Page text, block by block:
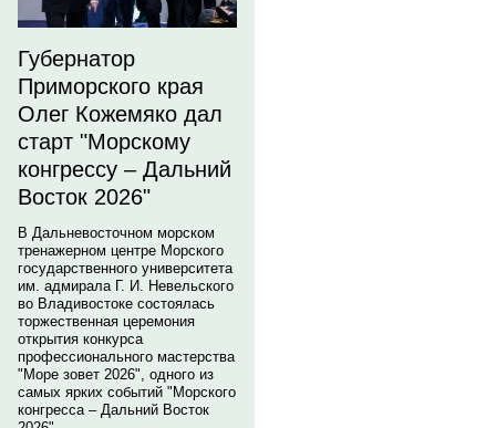
Губернатор
Приморского края
Олег Кожемяко дал
старт "Морскому
конгрессу – Дальний
Восток 2026"
В Дальневосточном морском
тренажерном центре Морского
государственного университета
им. адмирала Г. И. Невельского
во Владивостоке состоялась
торжественная церемония
открытия конкурса
профессионального мастерства
"Море зовет 2026", одного из
самых ярких событий "Морского
конгресса – Дальний Восток